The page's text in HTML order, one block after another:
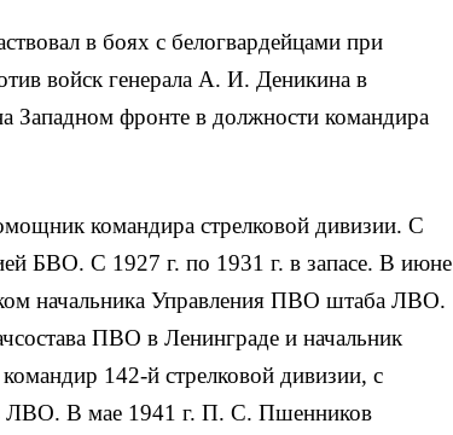
в боях с белогвардейцами при
войск генерала А. И. Деникина в
Западном фронте в должности командира
командира стрелковой дивизии. С
БВО. С 1927 г. по 1931 г. в запасе. В июне
начальника Управления ПВО штаба ЛВО.
ПВО в Ленинграде и начальник
142-й стрелковой дивизии, с
в ЛВО. В мае 1941 г. П. С. Пшенников